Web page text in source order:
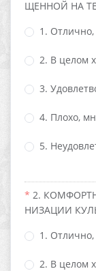
ЩЕННОЙ НА
1. Отлично,
2. В целом
3.
4. Плохо,
5.
2.
НИЗАЦИИ
1. Отлично,
2. В целом